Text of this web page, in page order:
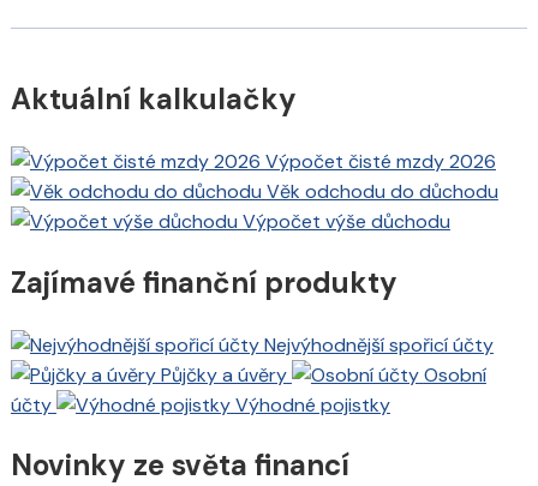
Aktuální kalkulačky
Výpočet čisté mzdy 2026
Věk odchodu do důchodu
Výpočet výše důchodu
Zajímavé finanční produkty
Nejvýhodnější spořicí účty
Půjčky a úvěry
Osobní
účty
Výhodné pojistky
Novinky ze světa financí